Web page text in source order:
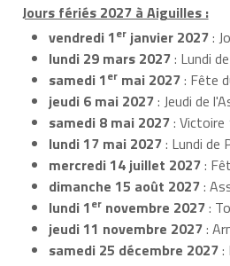
Jours fériés 2027 à Aiguilles :
vendredi 1er janvier 2027:
lundi 29 mars 2027: Lundi
samedi 1er mai 2027: Fête
jeudi 6 mai 2027: Jeudi de
samedi 8 mai 2027: Victoire
lundi 17 mai 2027: Lundi de
mercredi 14 juillet 2027:
dimanche 15 août 2027:
lundi 1er novembre 2027:
jeudi 11 novembre 2027:
samedi 25 décembre 2027: